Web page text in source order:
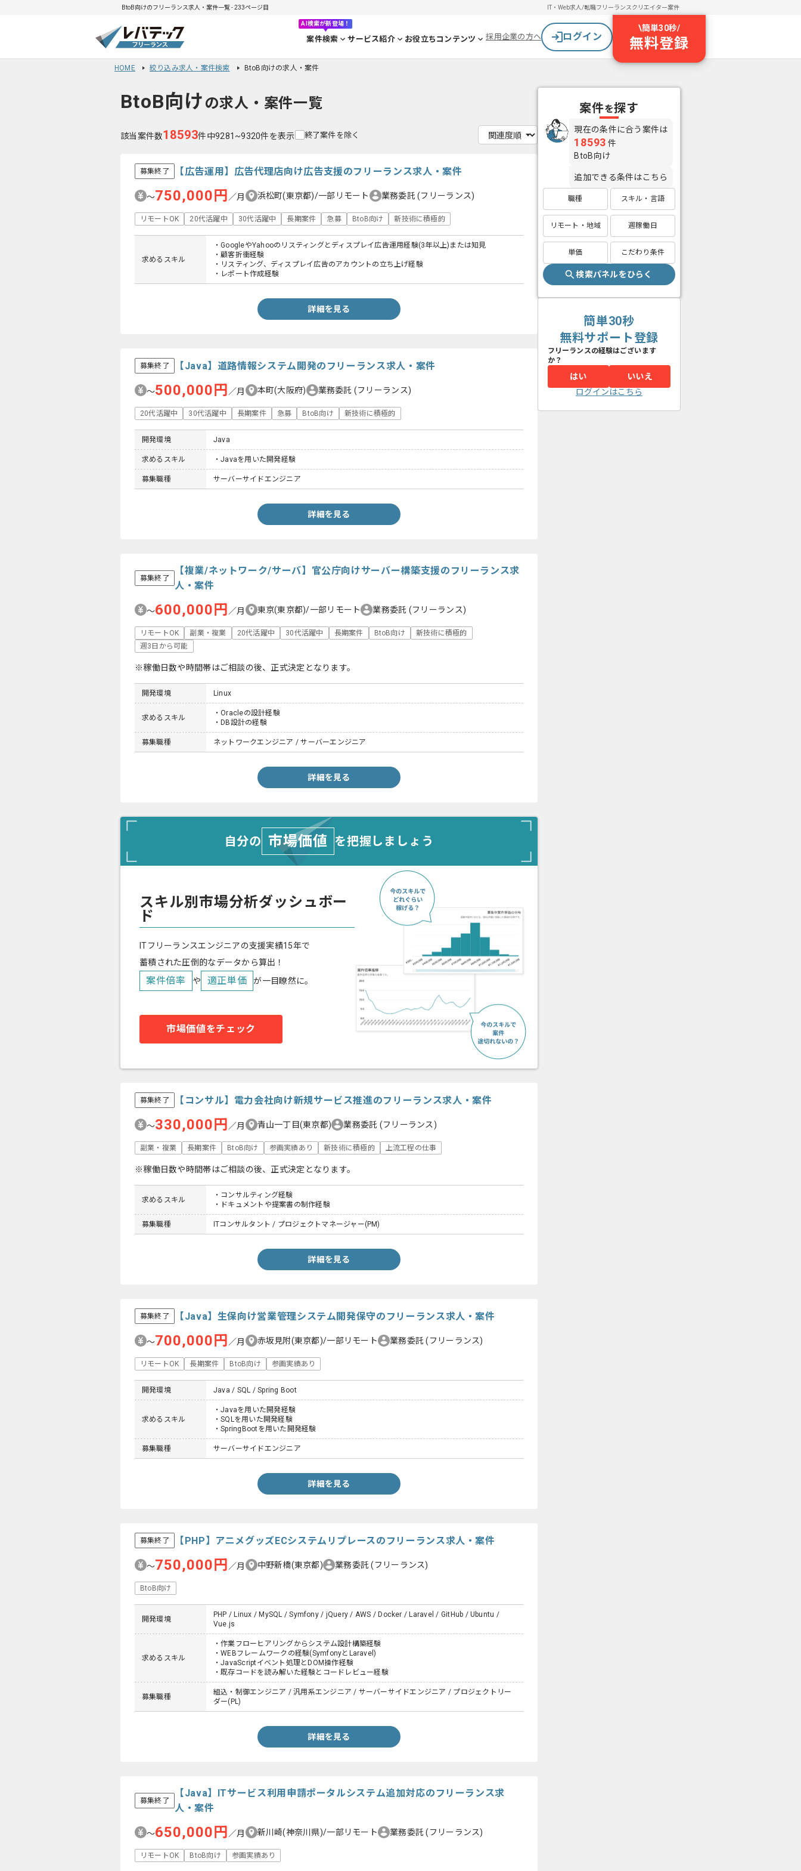
BtoB向けのフリーランス求人・案件一覧 - 233ページ目 IT・Web求人/転職フリーランスクリエイター案件
AI検索が新登場！
案件検索 サービス紹介 お役立ちコンテンツ 採用企業の方へ ログイン
\簡単30秒/
無料登録
HOME 絞り込み求人・案件検索 BtoB向けの求人・案件
BtoB向け の求人・案件一覧
該当案件数18593件中9281~9320件を表示 終了案件を除く
募集終了 【広告運用】広告代理店向け広告支援のフリーランス求人・案件
〜750,000円 ／月 浜松町(東京都)/一部リモート 業務委託(フリーランス)
リモートOK 20代活躍中 30代活躍中 長期案件 急募 BtoB向け 新技術に積極的
求めるスキル
・GoogleやYahooのリスティングとディスプレイ広告運用経験(3年以上)または知見
・顧客折衝経験
・リスティング、ディスプレイ広告のアカウントの立ち上げ経験
・レポート作成経験
詳細を見る
募集終了 【Java】道路情報システム開発のフリーランス求人・案件
〜500,000円 ／月 本町(大阪府) 業務委託 (フリーランス)
20代活躍中 30代活躍中 長期案件 急募 BtoB向け 新技術に積極的
開発環境 Java
求めるスキル ・Javaを用いた開発経験
募集職種 サーバーサイドエンジニア
詳細を見る
募集終了
【複業/ネットワーク/サーバ】官公庁向けサーバー構築支援のフリーランス求
人・案件
〜600,000円 ／月 東京(東京都)/一部リモート 業務委託 (フリーランス)
リモートOK 副業・複業 20代活躍中 30代活躍中 長期案件 BtoB向け
新技術に積極的
週3日から可能
※稼働日数や時間帯はご相談の後、正式決定となります。
開発環境 Linux
求めるスキル
・Oracleの設計経験
・DB設計の経験
募集職種 ネットワークエンジニア / サーバーエンジニア
詳細を見る
自分の 市場価値 を把握しましょう
スキル別市場分析ダッシュボー
ド
ITフリーランスエンジニアの支援実績15年で
蓄積された圧倒的なデータから算出！
案件倍率 や 適正単価 が一目瞭然に。
市場価値をチェック
募集終了 【コンサル】電力会社向け新規サービス推進のフリーランス求人・案件
〜330,000円 ／月 青山一丁目(東京都) 業務委託 (フリーランス)
副業・複業 長期案件 BtoB向け 参画実績あり 新技術に積極的 上流工程の仕事
※稼働日数や時間帯はご相談の後、正式決定となります。
求めるスキル
・コンサルティング経験
・ドキュメントや提案書の制作経験
募集職種 ITコンサルタント / プロジェクトマネージャー(PM)
詳細を見る
募集終了 【Java】生保向け営業管理システム開発保守のフリーランス求人・案件
〜700,000円 ／月 赤坂見附(東京都)/一部リモート 業務委託(フリーランス)
リモートOK 長期案件 BtoB向け 参画実績あり
開発環境 Java / SQL / Spring Boot
求めるスキル
・Javaを用いた開発経験
・SQLを用いた開発経験
・SpringBootを用いた開発経験
募集職種 サーバーサイドエンジニア
詳細を見る
募集終了 【PHP】アニメグッズECシステムリプレースのフリーランス求人・案件
〜750,000円 ／月 中野新橋(東京都) 業務委託(フリーランス)
BtoB向け
開発環境
PHP / Linux / MySQL / Symfony / jQuery / AWS / Docker / Laravel / GitHub / Ubuntu /
Vue.js
求めるスキル
・作業フローヒアリングからシステム設計構築経験
・WEBフレームワークの経験(SymfonyとLaravel)
・JavaScriptイベント処理とDOM操作経験
・既存コードを読み解いた経験とコードレビュー経験
募集職種
組込・制御エンジニア / 汎用系エンジニア / サーバーサイドエンジニア / プロジェクトリー
ダー(PL)
詳細を見る
募集終了
【Java】ITサービス利用申請ポータルシステム追加対応のフリーランス求
人・案件
〜650,000円 ／月 新川崎(神奈川県)/一部リモート 業務委託(フリーランス)
リモートOK BtoB向け 参画実績あり
案件を探す
現在の条件に合う案件は
18593 件
BtoB向け
追加できる条件はこちら
職種 スキル・言語
リモート・地域 週稼働日
単価 こだわり条件
検索パネルをひらく
簡単30秒
無料サポート登録
フリーランスの経験はございます
か？
はい
いいえ
ログインはこちら